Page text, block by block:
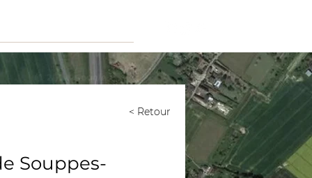
< Retour
Souppes-